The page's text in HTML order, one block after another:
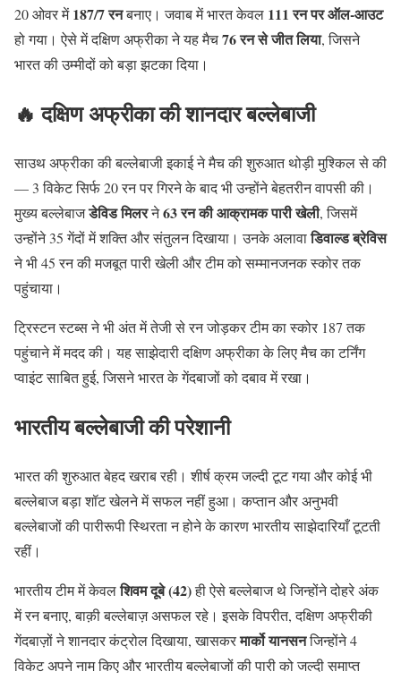
20 ओवर में187/7 रनबनाए। जवाब में भारत केवल 111 रन पर ऑल-आउट
हो गया। ऐसे में दक्षिण अफ्रीका ने यह मैच76 रन से जीत लिया, जिसने
भारत की उम्मीदों को बड़ा झटका दिया।
🔥दक्षिण अफ्रीका की शानदार बल्लेबाजी
साउथ अफ्रीका की बल्लेबाजी इकाई ने मैच की शुरुआत थोड़ी मुश्किल से की
— 3 विकेट सिर्फ 20 रन पर गिरने के बाद भी उन्होंने बेहतरीन वापसी की।
मुख्य बल्लेबाजडेविड मिलरने63 रन की आक्रामक पारी खेली, जिसमें
उन्होंने 35 गेंदों में शक्ति और संतुलन दिखाया। उनके अलावाडिवाल्ड ब्रेविस
ने भी 45 रन की मजबूत पारी खेली और टीम को सम्मानजनक स्कोर तक
पहुंचाया।
ट्रिस्टन स्टब्स ने भी अंत में तेजी से रन जोड़कर टीम का स्कोर 187 तक
पहुंचाने में मदद की। यह साझेदारी दक्षिण अफ्रीका के लिए मैच का टर्निंग
प्वाइंट साबित हुई, जिसने भारत के गेंदबाजों को दबाव में रखा।
भारतीय बल्लेबाजी की परेशानी
भारत की शुरुआत बेहद खराब रही। शीर्ष क्रम जल्दी टूट गया और कोई भी
बल्लेबाज बड़ा शॉट खेलने में सफल नहीं हुआ। कप्तान और अनुभवी
बल्लेबाजों की पारीरूपी स्थिरता न होने के कारण भारतीय साझेदारियाँ टूटती
रहीं।
भारतीय टीम में केवलशिवम दूबे (42)ही ऐसे बल्लेबाज थे जिन्होंने दोहरे अंक
में रन बनाए, बाक़ी बल्लेबाज़ असफल रहे। इसके विपरीत, दक्षिण अफ्रीकी
गेंदबाज़ों ने शानदार कंट्रोल दिखाया, खासकरमार्को यानसनजिन्होंने 4
विकेट अपने नाम किए और भारतीय बल्लेबाजों की पारी को जल्दी समाप्त